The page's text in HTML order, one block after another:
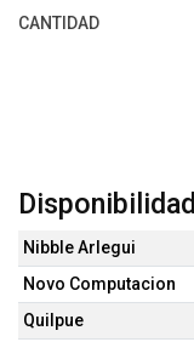
CANTIDAD
Disponibilidad
Nibble Arlegui
Novo Computacion
Quilpue